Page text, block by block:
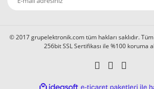
© 2017 grupelektronik.com tüm hakları saklıdır.
256bit SSL Sertifikası ile %100 koruma
ideasoft e-